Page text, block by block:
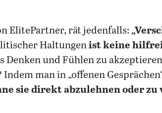
ElitePartner, rät jedenfalls:
Haltungenist keine
Denken und Fühlen zu
Indem man in „offenen
sie direkt abzulehnen oder